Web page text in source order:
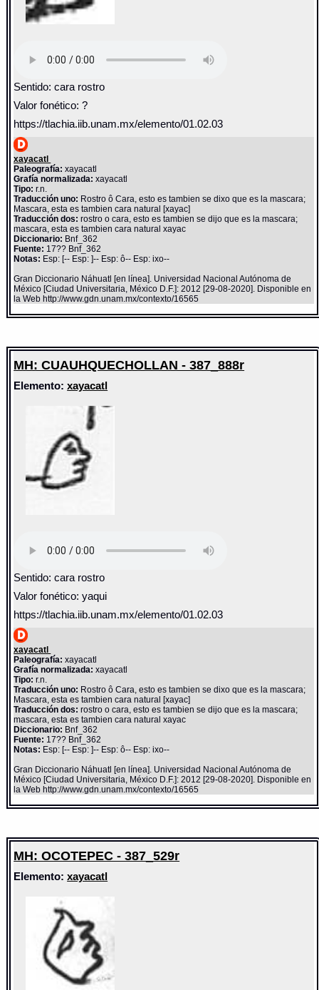
Sentido: cara rostro
Valor fonético: ?
https://tlachia.iib.unam.mx/elemento/01.02.03
xayacatl
Paleografía: xayacatl
Grafía normalizada: xayacatl
Tipo: r.n.
Traducción uno: Rostro ô Cara, esto es tambien se dixo que es la mascara;
Mascara, esta es tambien cara natural [xayac]
Traducción dos: rostro o cara, esto es tambien se dijo que es la mascara;
mascara, esta es tambien cara natural xayac
Diccionario: Bnf_362
Fuente: 17?? Bnf_362
Notas: Esp: [-- Esp: ]-- Esp: ô-- Esp: ixo--
Gran Diccionario Náhuatl [en línea]. Universidad Nacional Autónoma de
México [Ciudad Universitaria, México D.F.]: 2012 [29-08-2020]. Disponible en
la Web http://www.gdn.unam.mx/contexto/16565
MH: CUAUHQUECHOLLAN - 387_888r
Elemento:xayacatl
Sentido: cara rostro
Valor fonético: yaqui
https://tlachia.iib.unam.mx/elemento/01.02.03
xayacatl
Paleografía: xayacatl
Grafía normalizada: xayacatl
Tipo: r.n.
Traducción uno: Rostro ô Cara, esto es tambien se dixo que es la mascara;
Mascara, esta es tambien cara natural [xayac]
Traducción dos: rostro o cara, esto es tambien se dijo que es la mascara;
mascara, esta es tambien cara natural xayac
Diccionario: Bnf_362
Fuente: 17?? Bnf_362
Notas: Esp: [-- Esp: ]-- Esp: ô-- Esp: ixo--
Gran Diccionario Náhuatl [en línea]. Universidad Nacional Autónoma de
México [Ciudad Universitaria, México D.F.]: 2012 [29-08-2020]. Disponible en
la Web http://www.gdn.unam.mx/contexto/16565
MH: OCOTEPEC - 387_529r
Elemento:xayacatl